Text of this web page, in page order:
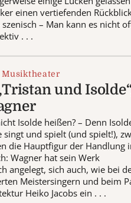
einen vertiefenden
– Man kann es nicht
. . .
Musiktheater
und
Isolde heißen? – Denn
singt und spielt (und spielt!),
die Hauptfigur der Handlung
Wagner hat sein Werk
angelegt, sich auch, wie bei
Meistersingern und beim
Heiko Jacobs ein . . .